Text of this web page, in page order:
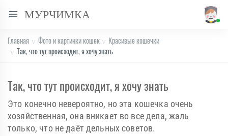
МУРЧИМКА
Главная Фото и картинки кошек
Красивые кошечки
Так, что тут происходит, я хочу знать
Так, что тут происходит, я хочу знать
Это конечно невероятно, но эта кошечка очень
хозяйственная, она вникает во все дела, жаль
только, что не даёт дельных советов.